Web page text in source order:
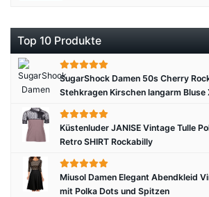
Top 10 Produkte
SugarShock Damen 50s Cherry
Stehkragen Kirschen langarm Bluse
Küstenluder JANISE Vintage Tulle
Retro SHIRT Rockabilly
Miusol Damen Elegant Abendkleid
mit Polka Dots und Spitzen